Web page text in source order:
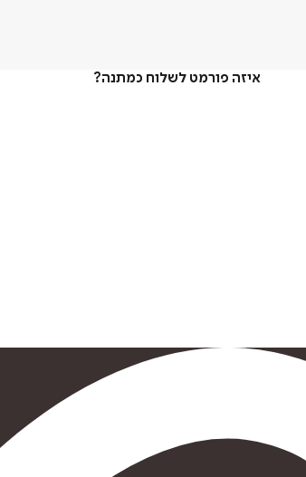
איזה פורמט לשלוח כמתנה?